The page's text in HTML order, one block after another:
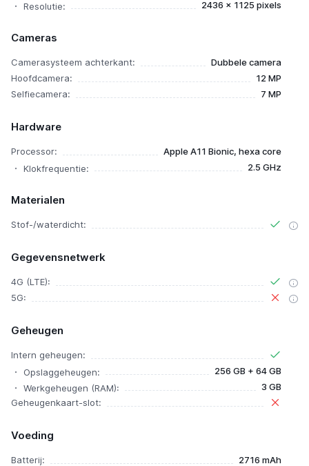
Resolutie:
2436 x 1125 pixels
Cameras
Camerasysteem achterkant:
Dubbele camera
Hoofdcamera:
12 MP
Selfiecamera:
7 MP
Hardware
Processor:
Apple A11 Bionic, hexa core
Klokfrequentie:
2.5 GHz
Materialen
Stof-/waterdicht:
Gegevensnetwerk
4G (LTE):
5G:
Geheugen
Intern geheugen:
Opslaggeheugen:
256 GB + 64 GB
Werkgeheugen (RAM):
3 GB
Geheugenkaart-slot:
Voeding
Batterij:
2716 mAh